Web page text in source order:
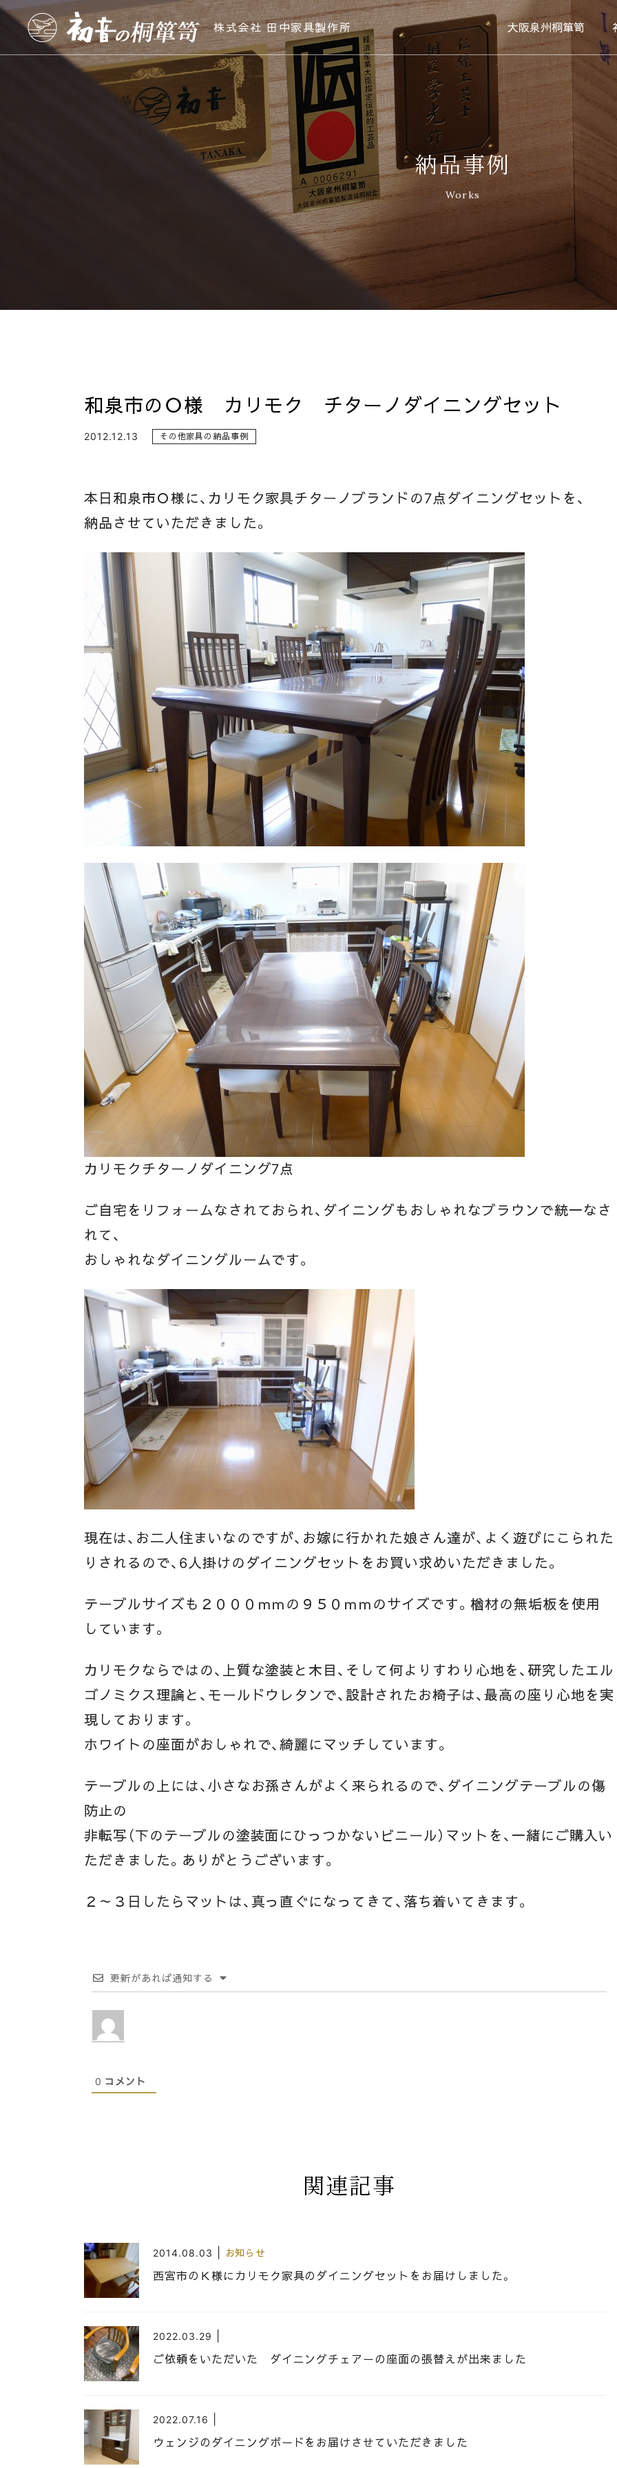
株式会社 田中家具製作所 大阪泉州桐箪笥
納品事例
Works
和泉市のＯ様 カリモク チターノダイニングセット
2012.12.13 その他家具の納品事例
本日和泉市Ｏ様に、カリモク家具チターノブランドの7点ダイニングセットを、
納品させていただきました。
カリモクチターノダイニング7点
ご自宅をリフォームなされておられ、ダイニングもおしゃれなブラウンで統一なさ
れて、
おしゃれなダイニングルームです。
現在は、お二人住まいなのですが、お嫁に行かれた娘さん達が、よく遊びにこられた
りされるので、6人掛けのダイニングセットをお買い求めいただきました。
テーブルサイズも２０００ｍｍの９５０ｍｍのサイズです。楢材の無垢板を使用
しています。
カリモクならではの、上質な塗装と木目、そして何よりすわり心地を、研究したエル
ゴノミクス理論と、モールドウレタンで、設計されたお椅子は、最高の座り心地を実
現しております。
ホワイトの座面がおしゃれで、綺麗にマッチしています。
テーブルの上には、小さなお孫さんがよく来られるので、ダイニングテーブルの傷
防止の
非転写（下のテーブルの塗装面にひっつかないビニール）マットを、一緒にご購入い
ただきました。ありがとうございます。
２～３日したらマットは、真っ直ぐになってきて、落ち着いてきます。
更新があれば通知する
0 コメント
関連記事
2014.08.03 お知らせ
西宮市のＫ様にカリモク家具のダイニングセットをお届けしました。
2022.03.29
ご依頼をいただいた ダイニングチェアーの座面の張替えが出来ました
2022.07.16
ウェンジのダイニングボードをお届けさせていただきました